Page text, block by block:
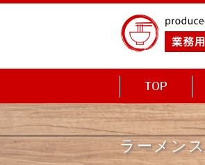
ラーメン